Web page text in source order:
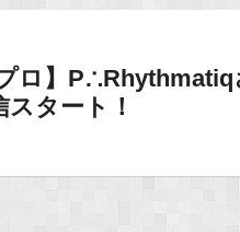
ロ】
スタート！